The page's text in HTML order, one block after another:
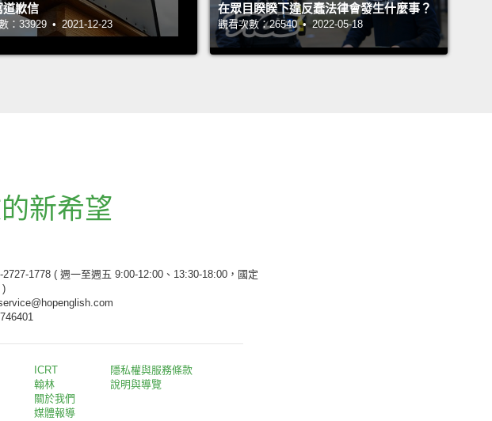
道歉信
：33929 • 2021-12-23
在眾目睽睽下違反蠢法律會發生什麼事？
觀看次數：26540 • 2022-05-18
新希望
2727-1778 ( 週一至週五 9:00-12:00、13:30-18:00，國定
)
ICRT
翰林
關於我們
媒體報導
隱私權與服務條款
說明與導覽